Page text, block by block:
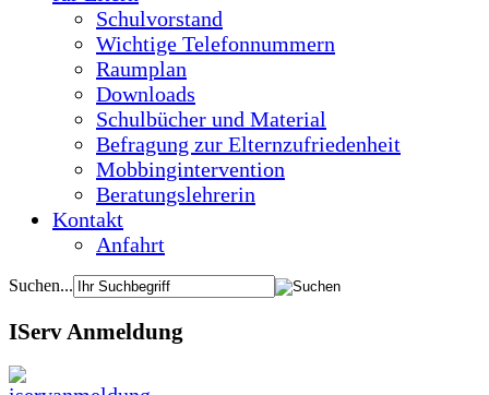
Schulvorstand
Wichtige Telefonnummern
Raumplan
Downloads
Schulbücher und Material
Befragung zur Elternzufriedenheit
Mobbingintervention
Beratungslehrerin
Kontakt
Anfahrt
Suchen...
IServ Anmeldung